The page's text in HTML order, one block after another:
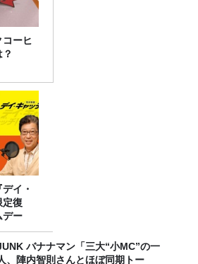
ーヒ
イ・
定復
デー
バナナマン「三大“小MC”の一
、陣内智則さんとほぼ同期トー